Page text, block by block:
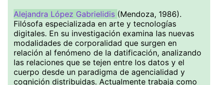
Alejandra López Gabrielidis (Mendoza, 1986).
Filósofa especializada en arte y tecnologías
digitales. En su investigación examina las nuevas
modalidades de corporalidad que surgen en
relación al fenómeno de la datificación, analizando
las relaciones que se tejen entre los datos y el
cuerpo desde un paradigma de agencialidad y
cognición distribuidas. Actualmente trabaja como